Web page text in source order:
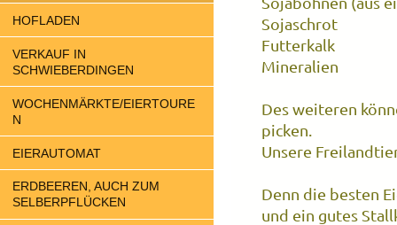
HOFLADEN
VERKAUF IN
SCHWIEBERDINGEN
WOCHENMÄRKTE/EIERTOURE
N
EIERAUTOMAT
ERDBEEREN, AUCH ZUM
SELBERPFLÜCKEN
Sojaschrot
Futterkalk
Mineralien
Des weiteren
picken.
Unsere
Denn die besten
und ein gutes